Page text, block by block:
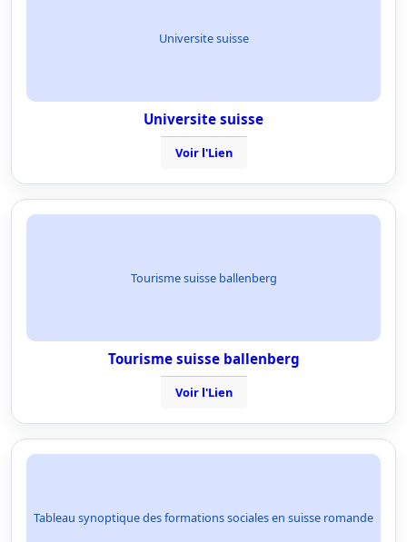
Universite suisse
Universite suisse
Voir l'Lien
Tourisme suisse ballenberg
Tourisme suisse ballenberg
Voir l'Lien
Tableau synoptique des formations sociales en suisse romande